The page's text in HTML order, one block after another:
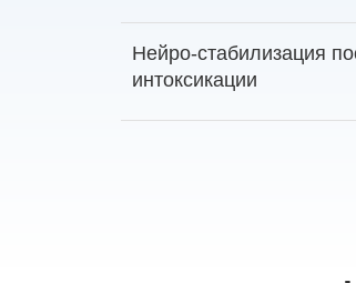
Нейро-стабилизация
интоксикации